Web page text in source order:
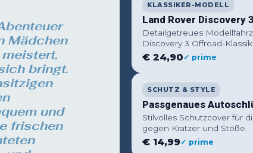
Mädchen
bringt.
und
frischen
KLASSIKER-MODELL
Land Rover Discovery
Detailgetreues
Discovery 3 Offroad-
€ 24,90✓ prime
SCHUTZ & STYLE
Passgenaues
Stilvolles Schutzcover für
gegen Kratzer und Stöße.
€ 14,99✓ prime